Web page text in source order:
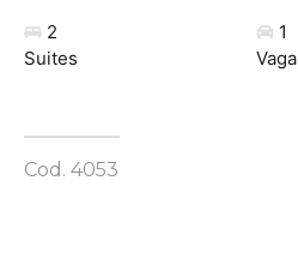
2
Suites
1
Vaga
Cod. 4053